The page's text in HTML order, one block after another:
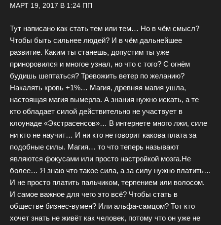
МАРТ 19, 2017 В 1:24 ПП
Тут написано как стать тем или тем… Но в чём смысл?
Чтобы быть сильнее людей? И в чём дальнейшее
развитие. Каким ты станешь, допустим ты уже
приноровился и многое узнал, но что с того? С огнём
будишь шептаться? Тревожить ветер по желанию?
Накалять кровь +1%… Магия, древняя магия ушла,
настоящая магия вымерла. А знания нужно искать, а те
кто обладает силой действительно не участвует в
клоунаде «Экстрасенсов»… В интернете много лжи, силе
ни кто не научит… И ни кто не говорит какова плата за
подобные силы. Магия… то что теперь называют
являются фокусами или просто настройкой мозга.Не
более… Я знаю что такое сила, а за силу нужно платить…
И не просто платить пальчиком, терпением или волосом.
И самое важное для чего это всё? Чтобы стать в
обществе бизнес-вумен? Или альфа-самцом? Тот кто
хочет знать не живёт как человек, потому что он уже не